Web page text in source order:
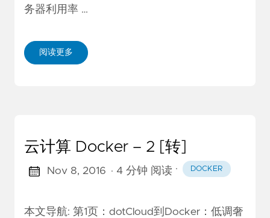
务器利用率 …
阅读更多
云计算 Docker – 2 [转]
Nov 8, 2016 · 4 分钟 阅读 · DOCKER
本文导航: 第1页：dotCloud到Docker：低调奢